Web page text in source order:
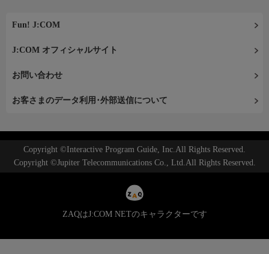
Fun! J:COM
J:COM オフィシャルサイト
お問い合わせ
お客さまのデータ利用･外部送信について
Copyright ©Interactive Program Guide, Inc.All Rights Reserved.
Copyright ©Jupiter Telecommunications Co., Ltd.All Rights Reserved.
ZAQはJ:COM NETのキャラクターです